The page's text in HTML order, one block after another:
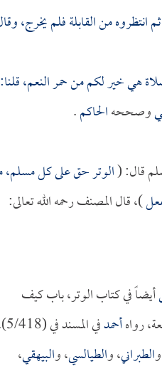
من القابلة فلم يخرج،
هي خير لكم من حمر النعم، قلنا:
وصححهالحاكم.
قال: (الوتر حق على كل
)، قال المصنف رحمه الله تعالى:
أيضاً في كتاب الوتر، باب كيف
رواهأحمدفي المسند في (5/418).
الطبراني، والطيالسي، والبيهقي،